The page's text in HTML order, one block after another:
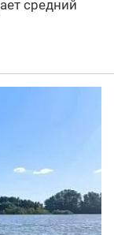
средний